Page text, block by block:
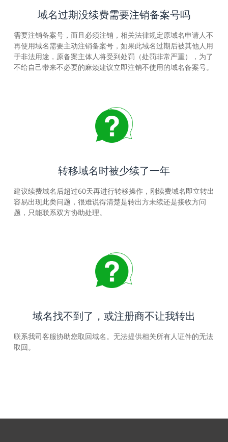
域名过期没续费需要注销备案号吗
需要注销备案号，而且必须注销，相关法律规定原域名申请人不
再使用域名需要主动注销备案号，如果此域名过期后被其他人用
于非法用途，原备案主体人将受到处罚（处罚非常严重），为了
不给自己带来不必要的麻烦建议立即注销不使用的域名备案号。
转移域名时被少续了一年
建议续费域名后超过60天再进行转移操作，刚续费域名即立转出
容易出现此类问题，很难说得清楚是转出方未续还是接收方问
题，只能联系双方协助处理。
域名找不到了，或注册商不让我转出
联系我司客服协助您取回域名。无法提供相关所有人证件的无法
取回。